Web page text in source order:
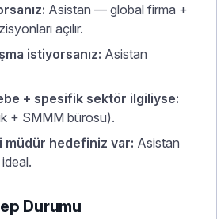
Asistan — global firma +
açılır.
istiyorsanız: Asistan
+ spesifik sektör ilgiliyse:
+ SMMM bürosu).
müdür hedefiniz var: Asistan
Durumu